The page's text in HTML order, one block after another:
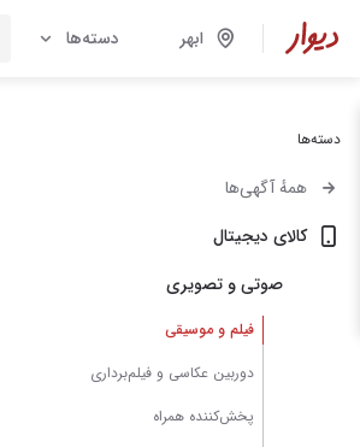
ابهر دسته‌ها
دسته‌ها
همهٔ آگهی‌ها
کالای دیجیتال
صوتی و تصویری
فیلم و موسیقی
دوربین عکاسی و فیلم‌برداری
پخش‌کننده همراه